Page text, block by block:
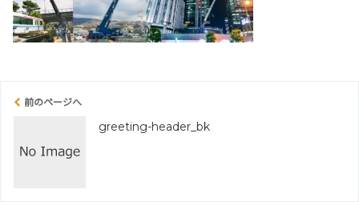
前のページへ
greeting-header_bk